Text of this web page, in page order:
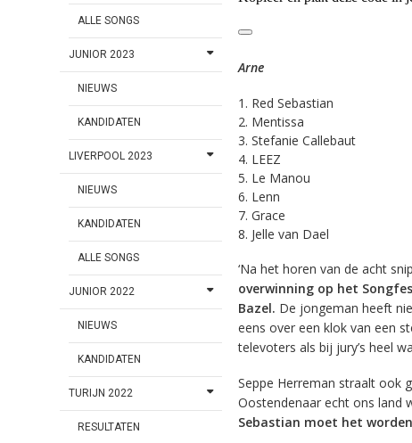
ALLE SONGS
JUNIOR 2023
NIEUWS
KANDIDATEN
LIVERPOOL 2023
NIEUWS
KANDIDATEN
ALLE SONGS
JUNIOR 2022
NIEUWS
KANDIDATEN
TURIJN 2022
RESULTATEN
Arne
Red Sebastian
Mentissa
Stefanie Callebaut
LEEZ
Le Manou
Lenn
Grace
Jelle van Dael
‘Na het horen van de acht
overwinning op het
Bazel. De jongeman heeft
eens over een klok van een
televoters als bij jury’s heel
Seppe Herreman straalt ook
Oostendenaar echt ons land
Sebastian moet het worden